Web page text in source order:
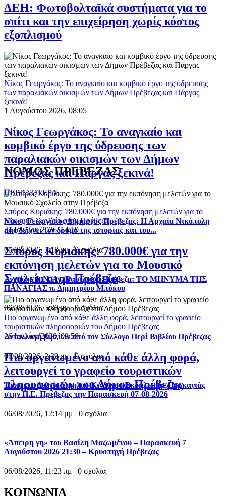
ΔΕΗ: Φωτοβολταϊκά συστήματα για το
σπίτι και την επιχείρηση χωρίς κόστος
εξοπλισμού
Νίκος Γεωργάκος: Το αναγκαίο και κομβικό έργο της ύδρευσης
των παραλιακών οικισμών των Δήμων Πρέβεζας και Πάργας
ξεκινά!
1 Αυγούστου 2026, 08:05
Νίκος Γεωργάκος: Το αναγκαίο και
κομβικό έργο της ύδρευσης των
παραλιακών οικισμών των Δήμων
Πρέβεζας και Πάργας ξεκινά!
Σπύρος Κυριάκης: 780.000€ για την εκπόνηση μελετών για το
Μουσικό Σχολείο στην Πρέβεζα
31 Ιουλίου 2026, 14:19
Σπύρος Κυριάκης: 780.000€ για την
εκπόνηση μελετών για το Μουσικό
Σχολείο στην Πρέβεζα
Πιο οργανωμένο από κάθε άλλη φορά, λειτουργεί το γραφείο
τουριστικών πληροφοριών του Δήμου Πρέβεζας
26 Ιουλίου 2026, 09:59
Πιο οργανωμένο από κάθε άλλη φορά,
λειτουργεί το γραφείο τουριστικών
πληροφοριών του Δήμου Πρέβεζας
ΝΟΜΟΣ ΠΡΕΒΕΖΑΣ
ΠΕΡΙΣΣΟΤΕΡΑ
Νίκος Γεωργάκος Δήμαρχος Πρέβεζας: Η Αρχαία Νικόπολη
μάς δείχνει τον δρόμο της ιστορίας και του...
06/08/2026, 7:18 μμ |0 σχόλια
Αντιύλη. Ι. Ν. Αγ. Βασιλείου Πρέβεζα: ΤΟ ΜΗΝΥΜΑ ΤΗΣ
ΠΑΝΑΓΙΑΣ π. Δημητρίου Μπόκου
06/08/2026, 5:30 μμ |0 σχόλια
Ανταλλαγή βιβλίων από τον Σύλλογο Περί Βιβλίου Πρέβεζας
06/08/2026, 2:39 μμ |0 σχόλια
Έκτακτο Δελτίο Υψηλού Κινδύνου Εκδήλωσης Πυρκαγιάς
στην Π.Ε. Πρέβεζας την Παρασκευή 07-08-2026
06/08/2026, 12:14 μμ | 0 σχόλια
«Άπειρη γη» του Βασίλη Μαζωμένου – Παρασκευή 7
Αυγούστου 2026 21:30 – Κρυοπηγή Πρέβεζας
06/08/2026, 11:23 πμ | 0 σχόλια
ΚΟΙΝΩΝΙΑ